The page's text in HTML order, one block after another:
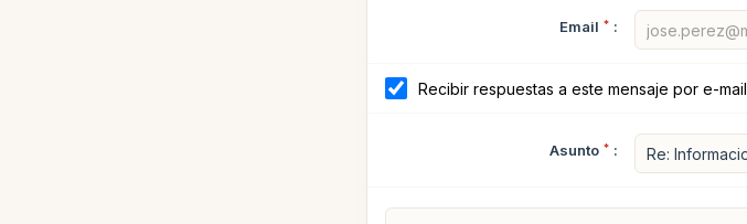
Email * :
Recibir respuestas a este mensaje por e-mail
Asunto * :